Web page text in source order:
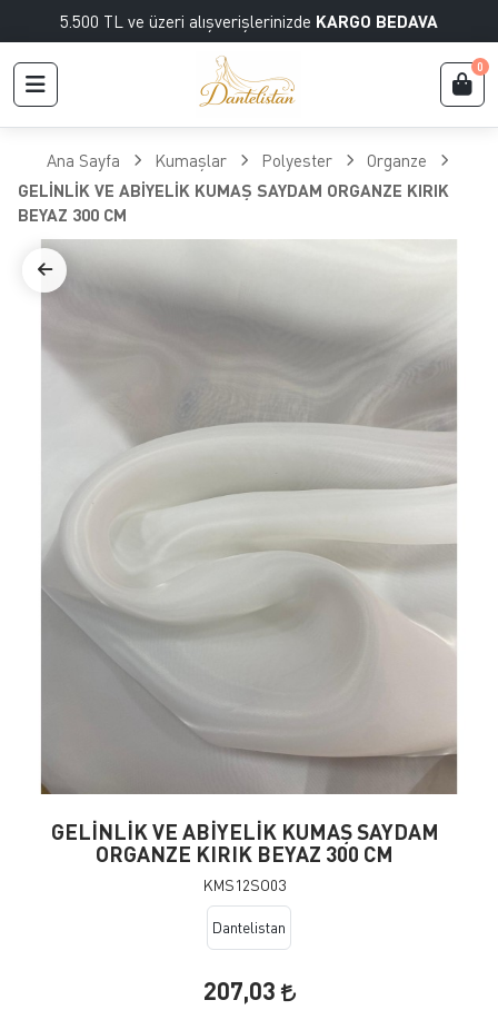
5.500 TL ve üzeri alışverişlerinizde KARGO BEDAVA
0
Ana Sayfa Kumaşlar Polyester
Organze
GELİNLİK VE ABİYELİK KUMAŞ SAYDAM ORGANZE KIRIK
BEYAZ 300 CM
GELİNLİK VE ABİYELİK KUMAŞ SAYDAM
ORGANZE KIRIK BEYAZ 300 CM
KMS12SO03
Dantelistan
207,03